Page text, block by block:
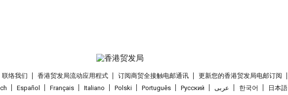
联络我们 香港贸发局流动应用程式 订阅商贸全接触电邮通讯 更新您的香港贸发局电邮订阅
Español Français Italiano Polski Português Pусский عربى 한국어
日本語